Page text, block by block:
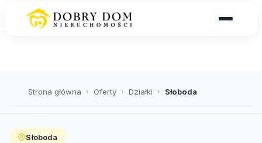
Strona główna › Oferty › Działki › Słoboda
Słoboda